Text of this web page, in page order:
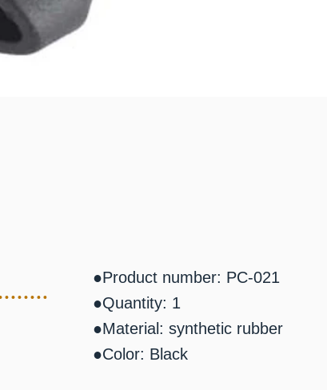
●Product number: PC-021
●Quantity: 1
●Material: synthetic rubber
●Color: Black